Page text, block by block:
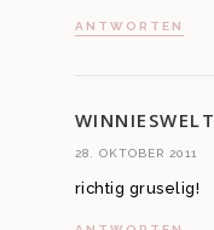
ANTWORTEN
WINNIESWELT
28. OKTOBER 2011
richtig gruselig!